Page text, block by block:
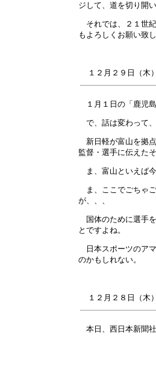
ジして、道を切り開
それでは、２１世
もよろしくお願い致
１２月 ２９ 日（木）
１月１日の「鹿児
で、話は変わって
新日軽が富山を拠
監督・選手に伝えた
ま、富山といえば
ま、ここでごちゃ
が、、、
国体のために選手
とですよね。
日本スポーツのア
のかもしれない。
１２月 ２８ 日（木）
本日、西日本新聞